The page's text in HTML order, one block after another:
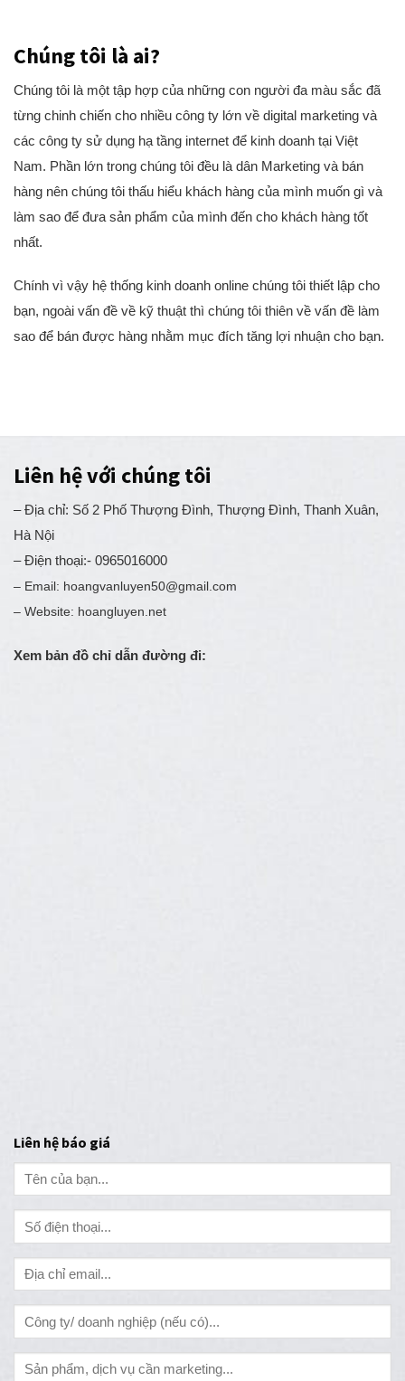
Chúng tôi là ai?
Chúng tôi là một tập hợp của những con người đa màu sắc đã
từng chinh chiến cho nhiều công ty lớn về digital marketing và
các công ty sử dụng hạ tầng internet để kinh doanh tại Việt
Nam. Phần lớn trong chúng tôi đều là dân Marketing và bán
hàng nên chúng tôi thấu hiểu khách hàng của mình muốn gì và
làm sao để đưa sản phẩm của mình đến cho khách hàng tốt
nhất.
Chính vì vậy hệ thống kinh doanh online chúng tôi thiết lập cho
bạn, ngoài vấn đề về kỹ thuật thì chúng tôi thiên về vấn đề làm
sao để bán được hàng nhằm mục đích tăng lợi nhuận cho bạn.
Liên hệ với chúng tôi
– Địa chỉ: Số 2 Phố Thượng Đình, Thượng Đình, Thanh Xuân,
Hà Nội
– Điện thoại:- 0965016000
– Email: hoangvanluyen50@gmail.com
– Website: hoangluyen.net
Xem bản đồ chỉ dẫn đường đi:
Liên hệ báo giá